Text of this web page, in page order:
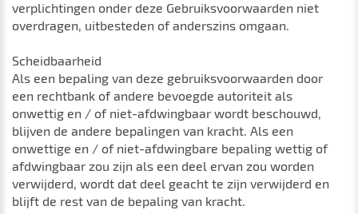
verplichtingen onder deze Gebruiksvoorwaarden niet
overdragen, uitbesteden of anderszins omgaan.
Scheidbaarheid
Als een bepaling van deze gebruiksvoorwaarden door
een rechtbank of andere bevoegde autoriteit als
onwettig en / of niet-afdwingbaar wordt beschouwd,
blijven de andere bepalingen van kracht. Als een
onwettige en / of niet-afdwingbare bepaling wettig of
afdwingbaar zou zijn als een deel ervan zou worden
verwijderd, wordt dat deel geacht te zijn verwijderd en
blijft de rest van de bepaling van kracht.